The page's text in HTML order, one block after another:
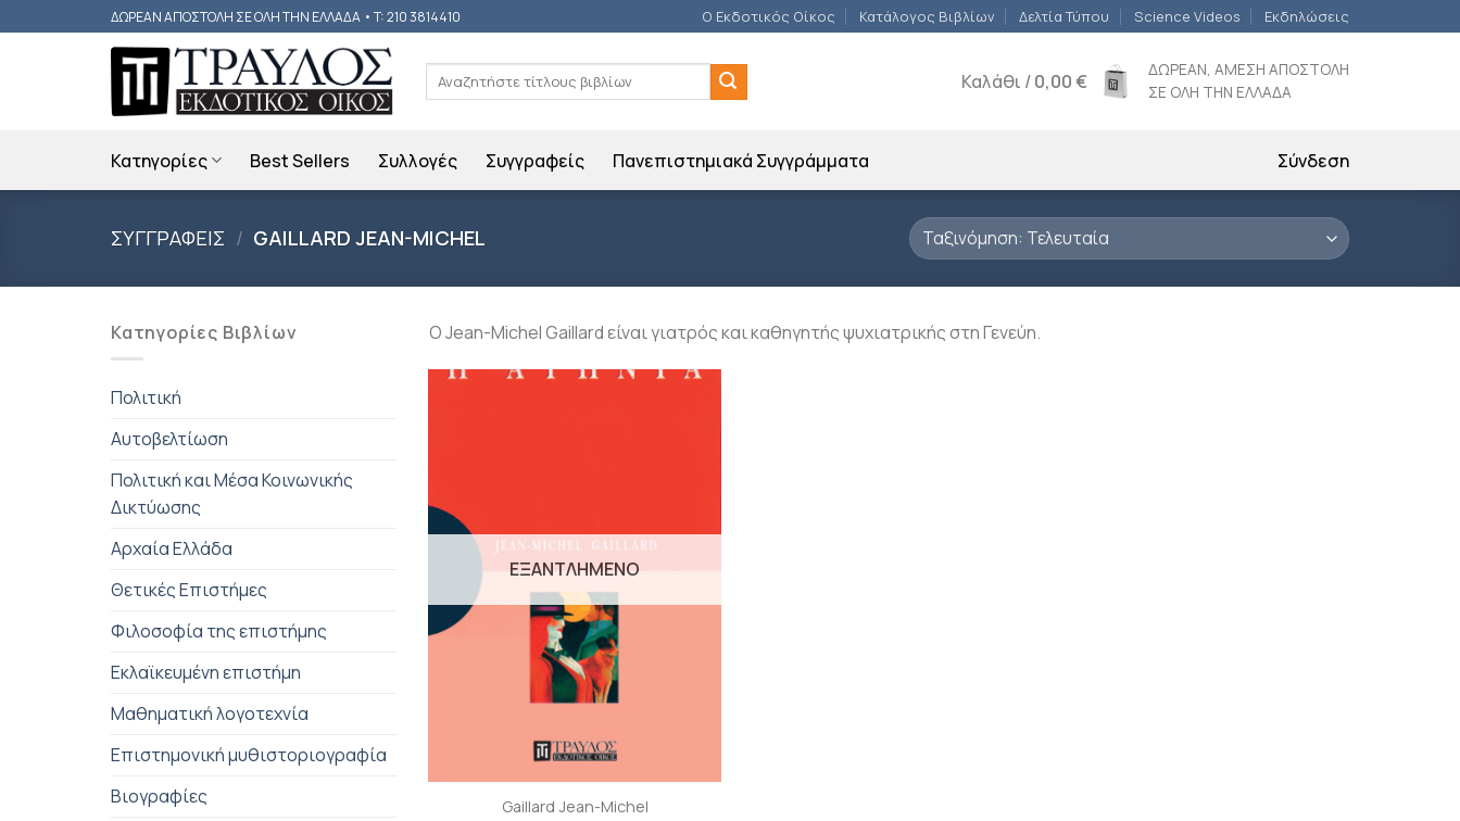
to
ΔΩΡΕΑΝ ΑΠΟΣΤΟΛΗ ΣΕ ΟΛΗ ΤΗΝ ΕΛΛΑΔΑ • T: 210 3814410 Ο Εκδοτικός Οίκος Κατάλογος Βιβλίων Δελτία Τύπου Science Videos Εκδηλώσεις
Αναζήτηση
για:
Καλάθι /0,00€
ΔΩΡΕΑΝ, ΑΜΕΣΗ ΑΠΟΣΤΟΛΗ
ΣΕ ΟΛΗ ΤΗΝ ΕΛΛΑΔΑ
Κατηγορίες Best Sellers Συλλογές Συγγραφείς Πανεπιστημιακά Συγγράμματα Σύνδεση
ΣΥΓΓΡΑΦΕΙΣ / GAILLARD JEAN-MICHEL
Κατηγορίες Βιβλίων
Πολιτική
Αυτοβελτίωση
Πολιτική και Μέσα Κοινωνικής
Δικτύωσης
Αρχαία Ελλάδα
Θετικές Επιστήμες
Φιλοσοφία της επιστήμης
Εκλαϊκευμένη επιστήμη
Μαθηματική λογοτεχνία
Επιστημονική μυθιστοριογραφία
Βιογραφίες
Ο Jean-Michel Gaillard είναι γιατρός και καθηγητής ψυχιατρικής στη Γενεύη.
ΕΞΑΝΤΛΗΜΕΝΟ
Gaillard Jean-Michel